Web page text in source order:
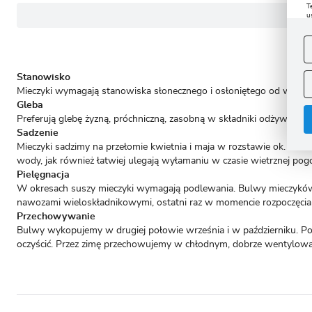
Stanowisko
Mieczyki wymagają stanowiska słonecznego i osłoniętego od wiatru.
Gleba
Preferują glebę żyzną, próchniczną, zasobną w składniki
Sadzenie
Mieczyki sadzimy na przełomie kwietnia i maja w rozstawie ok. 8-
wody, jak również łatwiej ulegają wyłamaniu w czasie wietrznej
Pielęgnacja
W okresach suszy mieczyki wymagają podlewania. Bulwy
nawozami wieloskładnikowymi, ostatni raz w momencie
Przechowywanie
Bulwy wykopujemy w drugiej połowie września i w październiku.
oczyścić. Przez zimę przechowujemy w chłodnym, dobrze